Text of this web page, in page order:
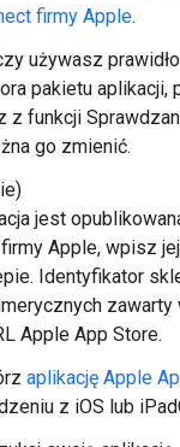
firmy Apple.
używasz
pakietu aplikacji,
z funkcji
go zmienić.
jest
Apple, wpisz
Identyfikator
zawarty
Apple App Store.
aplikację Apple
z iOS lub